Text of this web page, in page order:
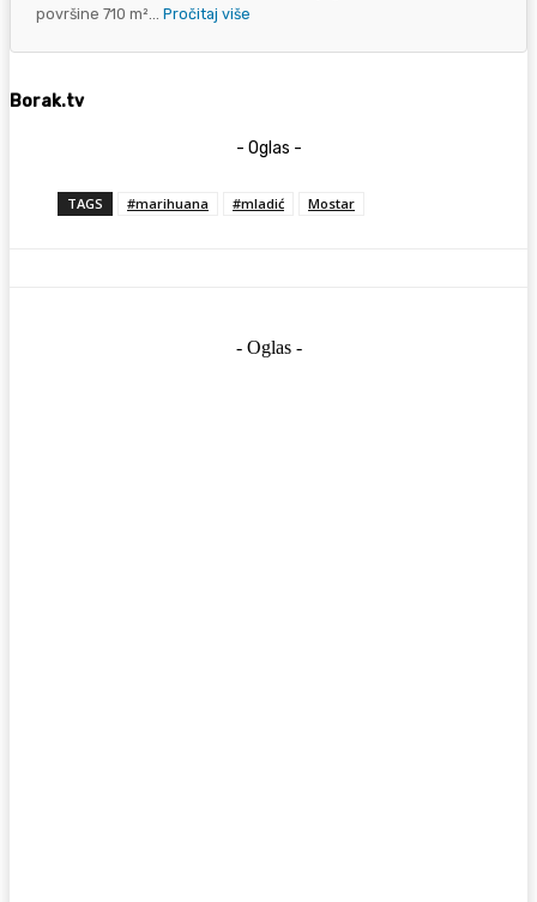
površine 710 m²... Pročitaj više
Borak.tv
- Oglas -
TAGS #marihuana #mladić Mostar
- Oglas -